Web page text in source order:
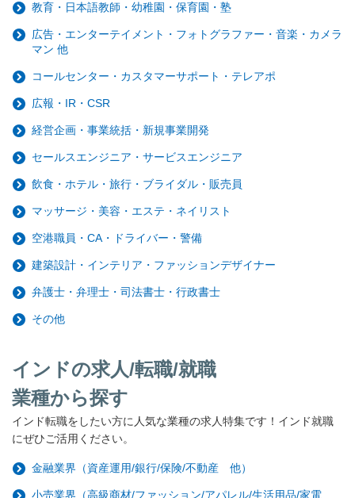
教育・日本語教師・幼稚園・保育園・塾
広告・エンターテイメント・フォトグラファー・音楽・カメラ
マン 他
コールセンター・カスタマーサポート・テレアポ
広報・IR・CSR
経営企画・事業統括・新規事業開発
セールスエンジニア・サービスエンジニア
飲食・ホテル・旅行・ブライダル・販売員
マッサージ・美容・エステ・ネイリスト
空港職員・CA・ドライバー・警備
建築設計・インテリア・ファッションデザイナー
弁護士・弁理士・司法書士・行政書士
その他
インドの求人/転職/就職
業種から探す
インド転職をしたい方に人気な業種の求人特集です！インド就職
にぜひご活用ください。
金融業界（資産運用/銀行/保険/不動産 他）
小売業界（高級商材/ファッション/アパレル/生活用品/家電